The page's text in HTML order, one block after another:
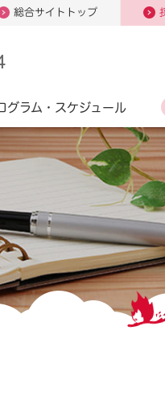
総合サイトトップ
グラム・ スケジュール